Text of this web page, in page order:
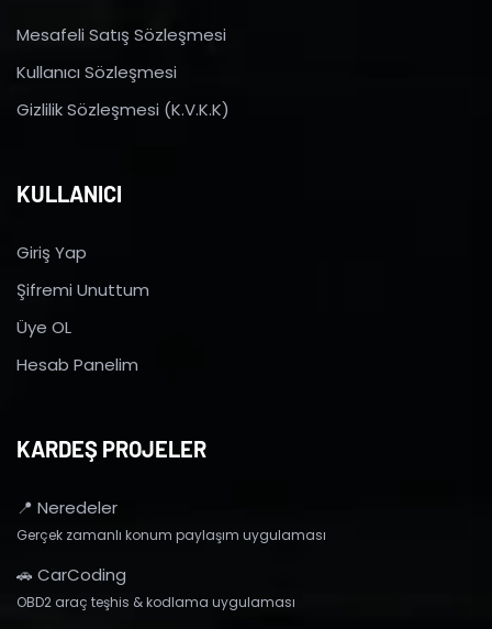
Mesafeli Satış Sözleşmesi
Kullanıcı Sözleşmesi
Gizlilik Sözleşmesi (K.V.K.K)
KULLANICI
Giriş Yap
Şifremi Unuttum
Üye OL
Hesab Panelim
KARDEŞ PROJELER
📍 Neredeler
Gerçek zamanlı konum paylaşım uygulaması
🚗 CarCoding
OBD2 araç teşhis & kodlama uygulaması